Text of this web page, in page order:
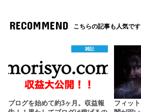
RECOMMEND こちらの記事も人気です
雑記
ブログを始めて約3ヶ月。収益報
フィッ